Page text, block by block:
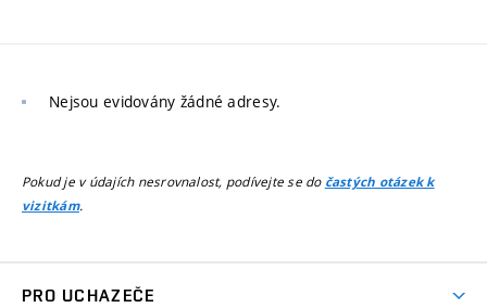
Nejsou evidovány žádné adresy.
Pokud je v údajích nesrovnalost, podívejte se do častých otázek k
vizitkám.
PRO UCHAZEČE